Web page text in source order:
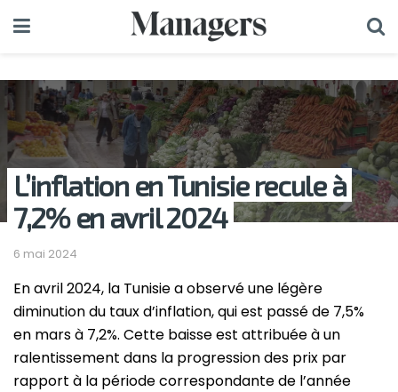
L’inflation en Tunisie recule à
7,2% en avril 2024
6 mai 2024
En avril 2024, la Tunisie a observé une légère
diminution du taux d’inflation, qui est passé de 7,5%
en mars à 7,2%. Cette baisse est attribuée à un
ralentissement dans la progression des prix par
rapport à la période correspondante de l’année